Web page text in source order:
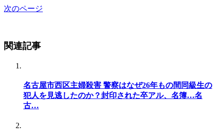
次のページ
関連記事
名古屋市西区主婦殺害 警察はなぜ26年もの間同級生の
犯人を見逃したのか？封印された卒アル、名簿…名
古…